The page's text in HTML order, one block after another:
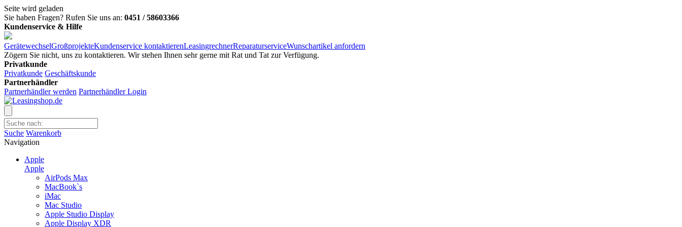
Seite wird geladen
Sie haben Fragen? Rufen Sie uns an: 0451 / 58603366
Kundenservice & Hilfe
GerätewechselGroßprojekteKundenservice kontaktierenLeasingrechnerReparaturserviceWunschartikel anfordern
Zögern Sie nicht, uns zu kontaktieren. Wir stehen Ihnen sehr gerne mit Rat und Tat zur Verfügung.
Privatkunde
Privatkunde Geschäftskunde
Partnerhändler
Partnerhändler werden Partnerhändler Login
Suche Warenkorb
Navigation
Apple
Apple
AirPods Max
MacBook`s
iMac
Mac Studio
Apple Studio Display
Apple Display XDR